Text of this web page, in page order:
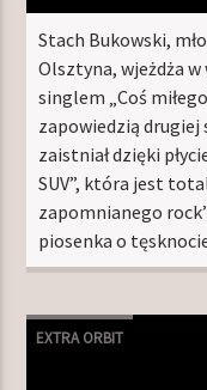
Stach Bukowski,
Olsztyna, wjeżdża
singlem „Coś
zapowiedzią drugiej
zaistniał dzięki
SUV”, która jest
zapomnianego
piosenka o
EXTRA ORBIT